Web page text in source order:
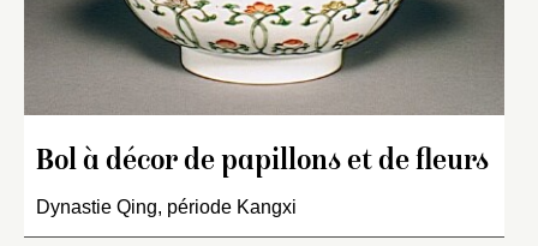
Bol à décor de papillons et de fleurs
Dynastie Qing, période Kangxi